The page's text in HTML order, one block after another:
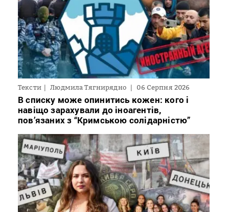
Тексти Людмила Тягнирядно 06 Серпня 2026
В списку може опинитись кожен: кого і
навіщо зарахували до іноагентів,
пов’язаних з “Кримською солідарністю”